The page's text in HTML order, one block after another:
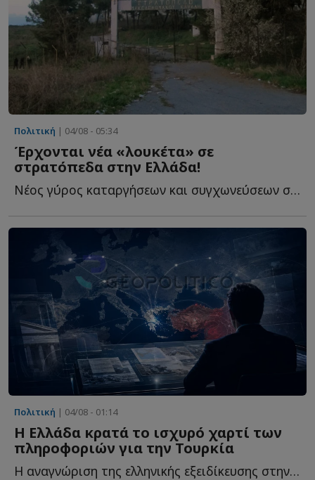
Πολιτική | 04/08 - 05:34
Έρχονται νέα «λουκέτα» σε
στρατόπεδα στην Ελλάδα!
Νέος γύρος καταργήσεων και συγχωνεύσεων στις Ένοπλες Δ...
Πολιτική | 04/08 - 01:14
Η Ελλάδα κρατά το ισχυρό χαρτί των
πληροφοριών για την Τουρκία
Η αναγνώριση της ελληνικής εξειδίκευσης στην Τουρκία δ...